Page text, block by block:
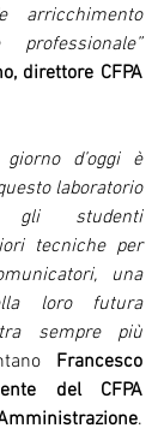
arricchimento
personale oltre che professionale”
direttore CFPA
d’oggi è
laboratorio
studenti
tecniche per
una
loro futura
sempre più
Francesco
del CFPA
.